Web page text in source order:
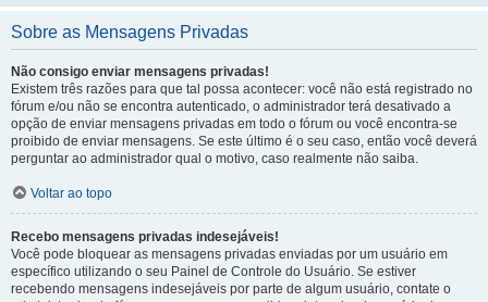
Sobre as Mensagens Privadas
Não consigo enviar mensagens privadas!
Existem três razões para que tal possa acontecer: você não está registrado no
fórum e/ou não se encontra autenticado, o administrador terá desativado a
opção de enviar mensagens privadas em todo o fórum ou você encontra-se
proibido de enviar mensagens. Se este último é o seu caso, então você deverá
perguntar ao administrador qual o motivo, caso realmente não saiba.
Voltar ao topo
Recebo mensagens privadas indesejáveis!
Você pode bloquear as mensagens privadas enviadas por um usuário em
específico utilizando o seu Painel de Controle do Usuário. Se estiver
recebendo mensagens indesejáveis por parte de algum usuário, contate o